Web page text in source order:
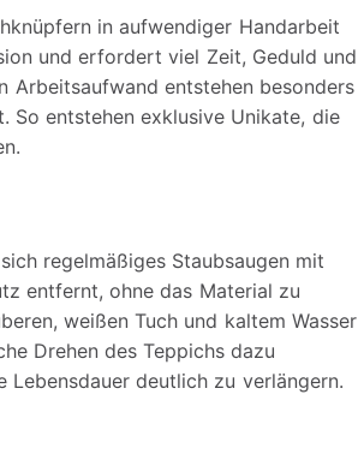
in aufwendiger Handarbeit
und erfordert viel Zeit, Geduld und
Arbeitsaufwand entstehen besonders
So entstehen exklusive Unikate, die
regelmäßiges Staubsaugen mit
entfernt, ohne das Material zu
weißen Tuch und kaltem Wasser
Drehen des Teppichs dazu
deutlich zu verlängern.